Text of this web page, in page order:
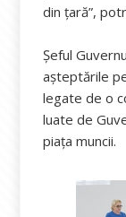
din țară”,
Șeful
așteptările
legate de o
luate de
piața muncii.